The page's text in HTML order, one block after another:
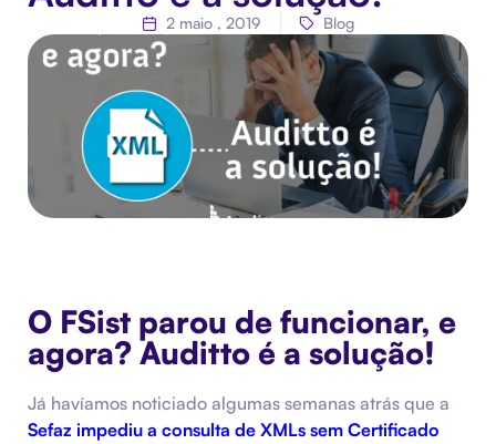
2 maio , 2019 Blog
O FSist parou de funcionar, e
agora? Auditto é a solução!
Já havíamos noticiado algumas semanas atrás que a
Sefaz impediu a consulta de XMLs sem Certificado